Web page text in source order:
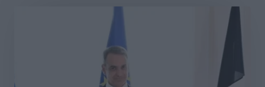
Σύλληψη 21χρονου για ναρκωτικά στη Ρόδο
πριν 9 ώρες
Με 13,1% κάλυψη εργαζομένων από συλλογικές